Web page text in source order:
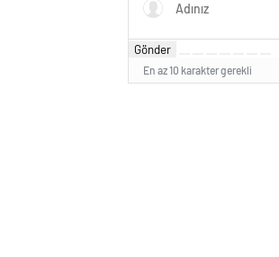
Gönder
En az 10 karakter gerekli